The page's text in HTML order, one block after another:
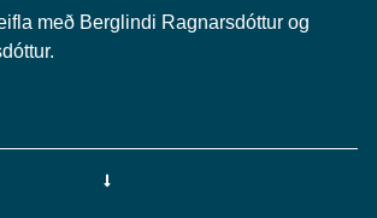
með Berglindi Ragnarsdóttur og